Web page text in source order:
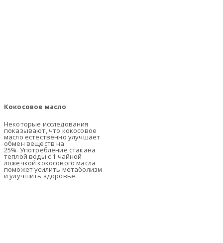
Кокосовое масло
Некоторые исследования
показывают, что кокосовое
масло естественно улучшает
обмен веществ на
25%. Употребление стакана
теплой воды с 1 чайной
ложечкой кокосового масла
поможет усилить метаболизм
и улучшить здоровье.